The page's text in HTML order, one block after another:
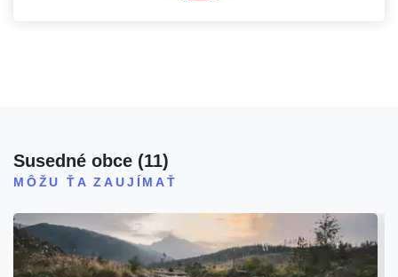
Susedné obce (11)
MÔŽU ŤA ZAUJÍMAŤ